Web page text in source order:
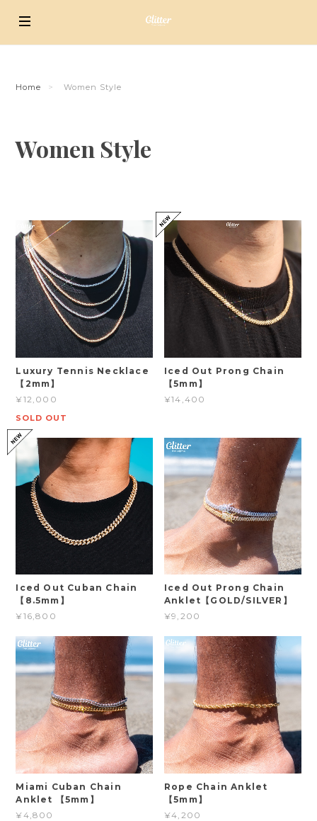
Home Women Style
Women Style
Luxury Tennis Necklace
【2mm】
¥12,000
SOLD OUT
Iced Out Prong Chain
【5mm】
¥14,400
Iced Out Cuban Chain
【8.5mm】
¥16,800
Iced Out Prong Chain
Anklet【GOLD/SILVER】
¥9,200
Miami Cuban Chain
Anklet 【5mm】
¥4,800
Rope Chain Anklet
【5mm】
¥4,200